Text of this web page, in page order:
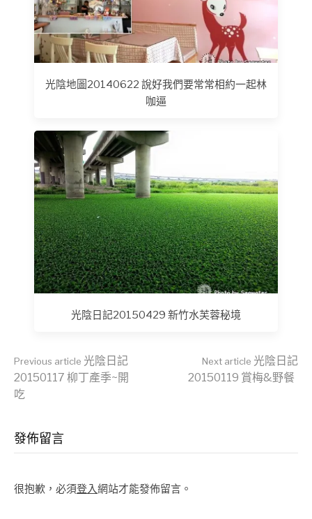
光陰地圖20140622 說好我們要常常相約一起林
咖逼
光陰日記20150429 新竹水芙蓉秘境
Continue
Previous article 光陰日記
20150117 柳丁產季~開
吃
Next article 光陰日記
20150119 賞梅&野餐
發佈留言
很抱歉，必須登入網站才能發佈留言。